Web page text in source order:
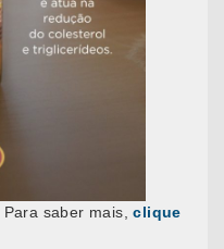
Para saber mais,clique